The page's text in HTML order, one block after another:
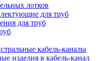
лотков
для труб
для труб
кабель-каналы
изделия в кабель-канал